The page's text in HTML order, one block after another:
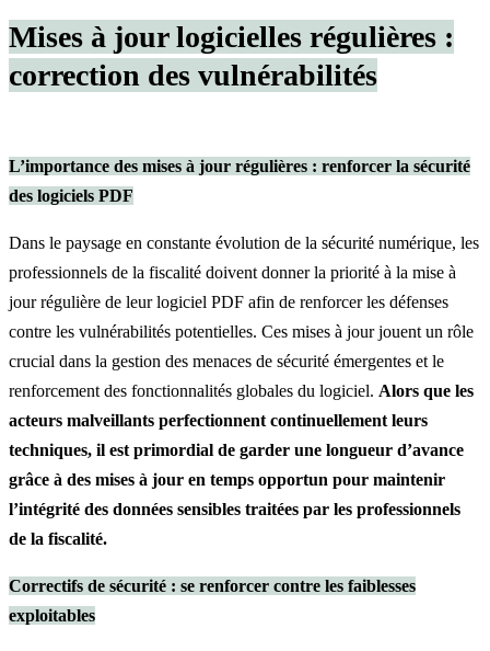
Mises à jour logicielles régulières :
correction des vulnérabilités
L’importance des mises à jour régulières : renforcer la sécurité
des logiciels PDF
Dans le paysage en constante évolution de la sécurité numérique, les
professionnels de la fiscalité doivent donner la priorité à la mise à
jour régulière de leur logiciel PDF afin de renforcer les défenses
contre les vulnérabilités potentielles. Ces mises à jour jouent un rôle
crucial dans la gestion des menaces de sécurité émergentes et le
renforcement des fonctionnalités globales du logiciel. Alors que les
acteurs malveillants perfectionnent continuellement leurs
techniques, il est primordial de garder une longueur d’avance
grâce à des mises à jour en temps opportun pour maintenir
l’intégrité des données sensibles traitées par les professionnels
de la fiscalité.
Correctifs de sécurité : se renforcer contre les faiblesses
exploitables